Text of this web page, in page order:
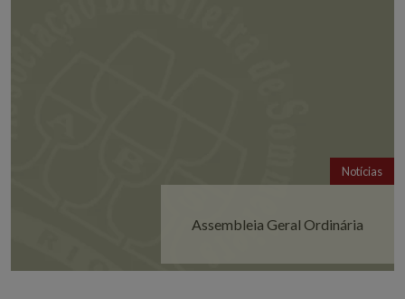
Notícias
Assembleia Geral Ordinária